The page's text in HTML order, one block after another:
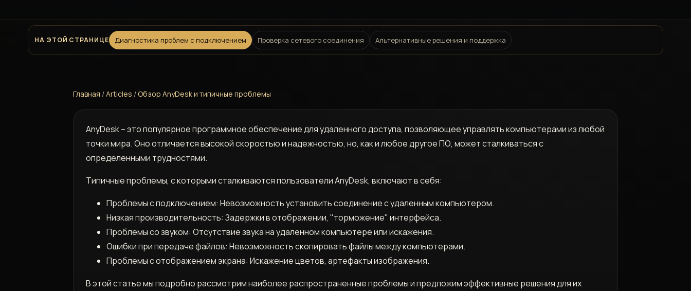
НА ЭТОЙ СТРАНИЦЕ Диагностика проблем с подключением Проверка сетевого соединения Альтернативные решения и поддержка
Главная /Articles / Обзор AnyDesk и типичные проблемы
AnyDesk – это популярное программное обеспечение для удаленного доступа, позволяющее управлять компьютерами из любой
точки мира. Оно отличается высокой скоростью и надежностью, но, как и любое другое ПО, может сталкиваться с
определенными трудностями.
Типичные проблемы, с которыми сталкиваются пользователи AnyDesk, включают в себя:
Проблемы с подключением: Невозможность установить соединение с удаленным компьютером.
Низкая производительность: Задержки в отображении, "торможение" интерфейса.
Проблемы со звуком: Отсутствие звука на удаленном компьютере или искажения.
Ошибки при передаче файлов: Невозможность скопировать файлы между компьютерами.
Проблемы с отображением экрана: Искажение цветов, артефакты изображения.
В этой статье мы подробно рассмотрим наиболее распространенные проблемы и предложим эффективные решения для их